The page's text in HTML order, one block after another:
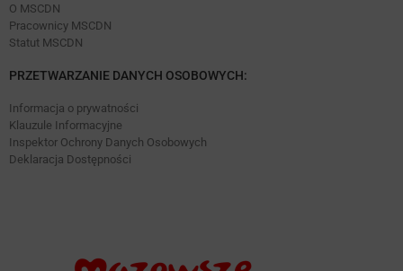
O MSCDN
Pracownicy MSCDN
Statut MSCDN
PRZETWARZANIE DANYCH OSOBOWYCH:
Informacja o prywatności
Klauzule Informacyjne
Inspektor Ochrony Danych Osobowych
Deklaracja Dostępności